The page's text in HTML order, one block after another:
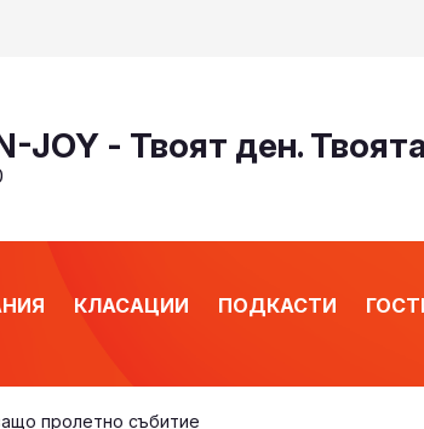
JOY - Твоят ден.
КЛАСАЦИИ ПОДКАСТИ
пролетно събитие